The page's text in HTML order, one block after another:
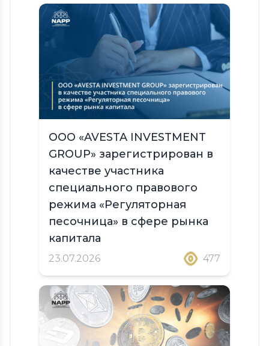
ООО «AVESTA INVESTMENT
GROUP» зарегистрирован в
качестве участника
специального правового
режима «Регуляторная
песочница» в сфере рынка
капитала
23.07.2026 477